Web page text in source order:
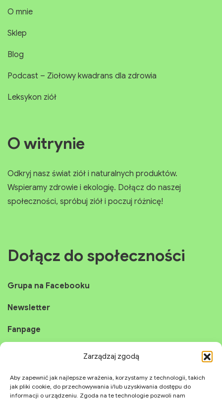
Zarządzaj zgodą
Aby zapewnić jak najlepsze wrażenia, korzystamy z technologii, takich
jak pliki cookie, do przechowywania i/lub uzyskiwania dostępu do
informacji o urządzeniu. Zgoda na te technologie pozwoli nam
O mnie
Sklep
Blog
Podcast – Ziołowy kwadrans dla zdrowia
Leksykon ziół
O witrynie
Odkryj nasz świat ziół i naturalnych produktów.
Wspieramy zdrowie i ekologię. Dołącz do naszej
społeczności, spróbuj ziół i poczuj różnicę!
Dołącz do społeczności
Grupa na Facebooku
Newsletter
Fanpage
YouTube
TikTok